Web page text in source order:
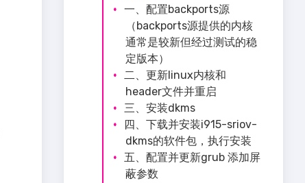
一、配置backports源
（backports源提供的内核
通常是较新但经过测试的稳
定版本）
二、更新linux内核和
header文件并重启
三、安装dkms
四、下载并安装i915-sriov-
dkms的软件包，执行安装
五、配置并更新grub 添加屏
蔽参数